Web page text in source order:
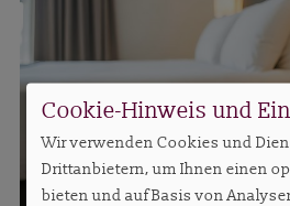
Cookie-Hinweis und
Wir verwenden Cookies und
Drittanbietern, um Ihnen einen
bieten und auf Basis von